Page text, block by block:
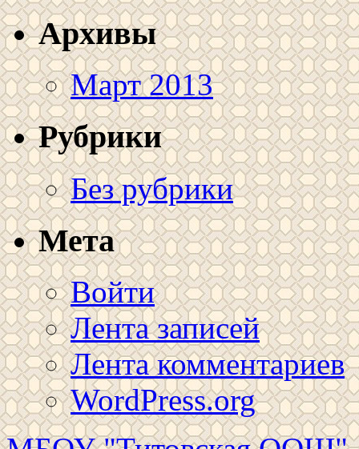
Архивы
Март 2013
Рубрики
Без рубрики
Мета
Войти
Лента записей
Лента комментариев
WordPress.org